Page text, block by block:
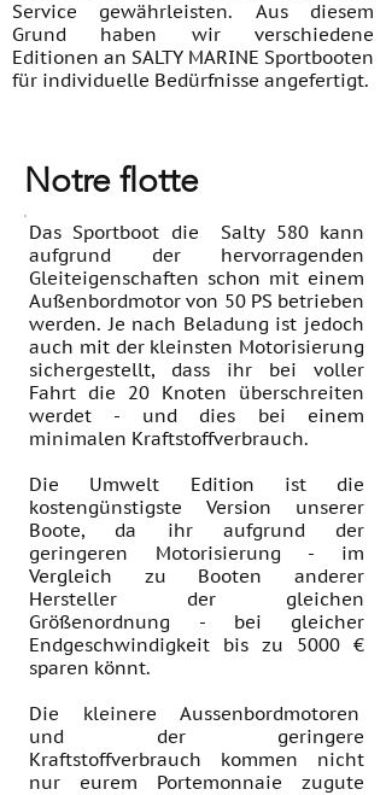
zeichnen SALTY MARINE Boote aus.
Service gewährleisten. Aus diesem
Grund haben wir verschiedene
Editionen an SALTY MARINE Sportbooten
für individuelle Bedürfnisse angefertigt.
Notre flotte
Das Sportboot die Salty 580 kann
aufgrund der hervorragenden
Gleiteigenschaften schon mit einem
Außenbordmotor von 50 PS betrieben
werden. Je nach Beladung ist jedoch
auch mit der kleinsten Motorisierung
sichergestellt, dass ihr bei voller
Fahrt die 20 Knoten überschreiten
werdet - und dies bei einem
minimalen Kraftstoffverbrauch.
Die Umwelt Edition ist die
kostengünstigste Version unserer
Boote, da ihr aufgrund der
geringeren Motorisierung - im
Vergleich zu Booten anderer
Hersteller der gleichen
Größenordnung - bei gleicher
Endgeschwindigkeit bis zu 5000 €
sparen könnt.
Die kleinere Aussenbordmotoren
und der geringere
Kraftstoffverbrauch kommen nicht
nur eurem Portemonnaie zugute